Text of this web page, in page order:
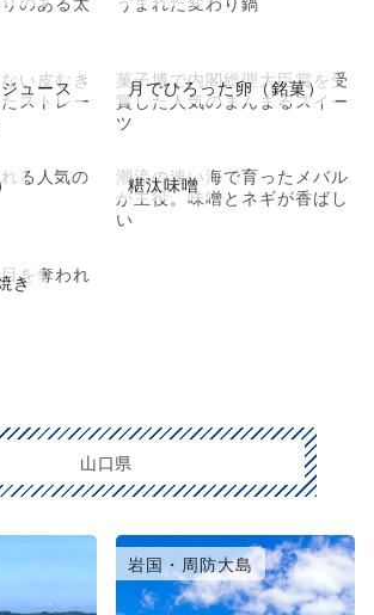
ュース
い皮むき
ストレー
月でひろった卵（銘菓）
菓子博で内閣総理大臣賞を受
賞した人気のまんまるスイー
ツ
る人気の
糂汰味噌
潮流の速い海で育ったメバル
が主役。味噌とネギが香ばし
い
き
を奪われ
山口県
岩国・周防大島